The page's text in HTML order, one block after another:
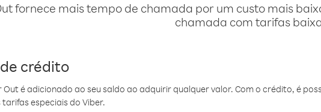
fornece mais tempo de chamada por um custo mais
chamada com tarifas
crédito
Out é adicionado ao seu saldo ao adquirir qualquer valor. Com o crédito, é
especiais do Viber.